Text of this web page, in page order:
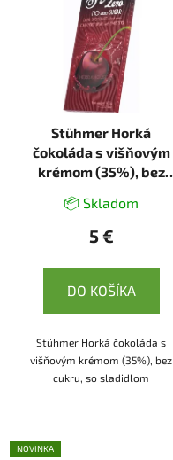
Stühmer Horká
čokoláda s višňovým
krémom (35%), bez
100g
📦 Skladom
5 €
DO KOŠÍKA
Stühmer Horká čokoláda s
višňovým krémom (35%), bez
cukru, so sladidlom
NOVINKA